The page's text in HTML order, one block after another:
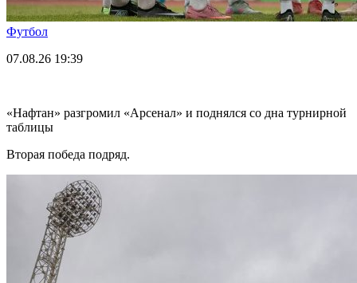
Футбол
07.08.26 19:39
«Нафтан» разгромил «Арсенал» и поднялся со дна турнирной
таблицы
Вторая победа подряд.